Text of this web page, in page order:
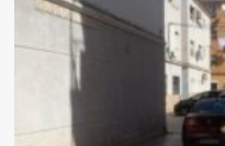
casi
60.000
afiliados
desde